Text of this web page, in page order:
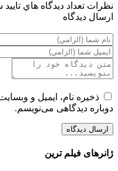
نظرات تعداد ديدگاه هاي
ارسال ديدگاه
ذخیره نام، ایمیل و
دوباره دیدگاهی می‌نویسم.
ژانرهای فیلم ترین